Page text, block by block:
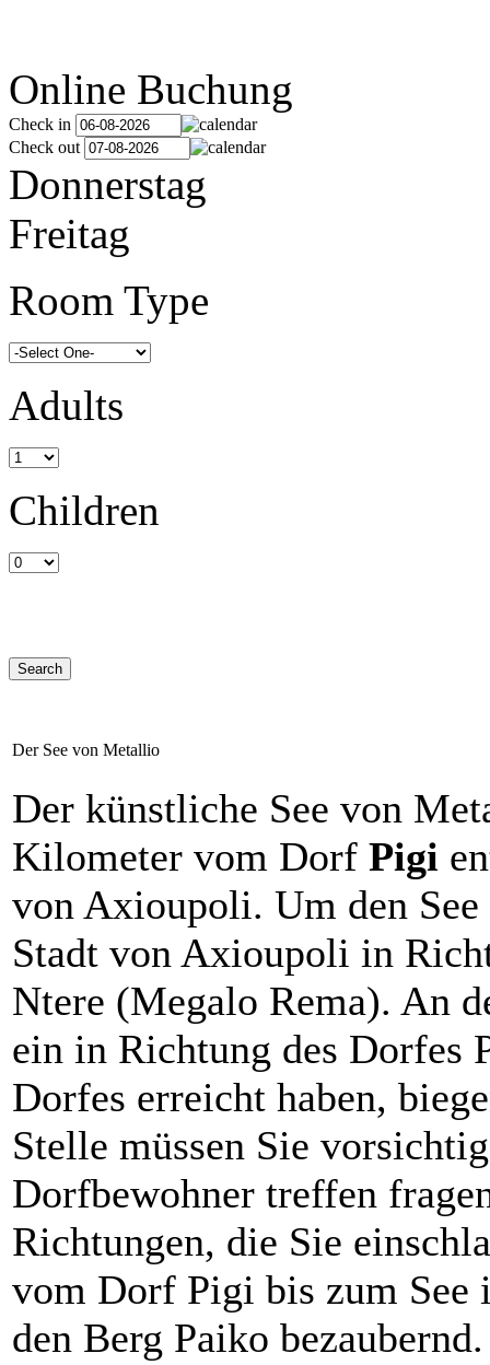
Online Buchung
Check in
Check out
Donnerstag
Freitag
Room Type
Adults
Children
Der See von Metallio
Der künstliche See von
Kilometer vom Dorf Pigi
von Axioupoli. Um den
Stadt von Axioupoli in
Ntere (Megalo Rema). An
ein in Richtung des Dorfes
Dorfes erreicht haben,
Stelle müssen Sie
Dorfbewohner treffen
Richtungen, die Sie
vom Dorf Pigi bis zum See
den Berg Paiko